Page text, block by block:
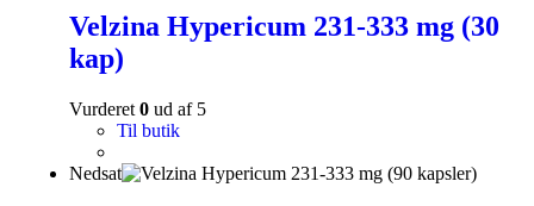
Velzina Hypericum 231-333 mg (30
kap)
Vurderet 0 ud af 5
Til butik
Nedsat